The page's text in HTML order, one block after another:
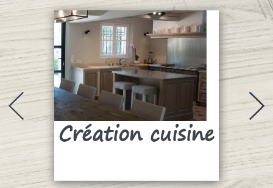
Création cuisine